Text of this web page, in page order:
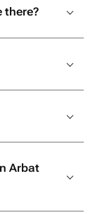
there?
Arbat